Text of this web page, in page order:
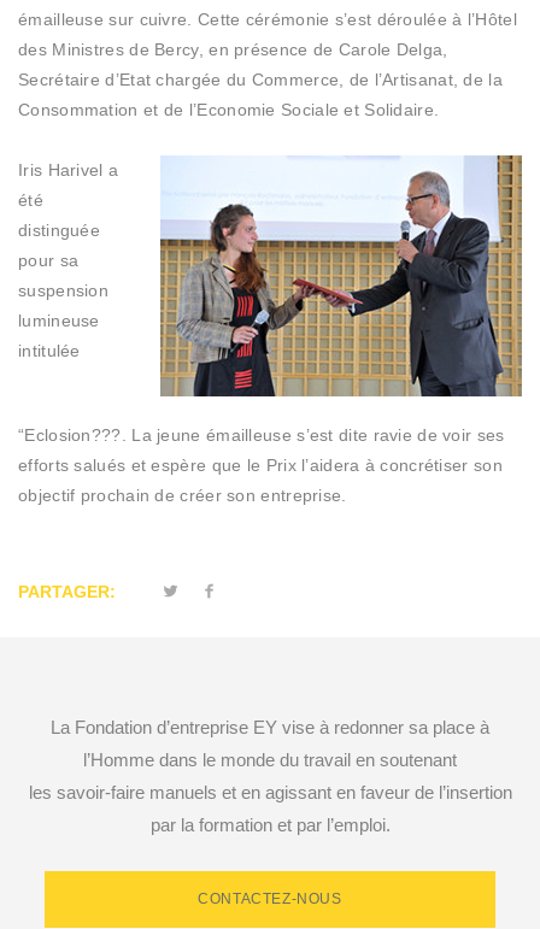
émailleuse sur cuivre. Cette cérémonie s’est déroulée à l’Hôtel
des Ministres de Bercy, en présence de Carole Delga,
Secrétaire d’Etat chargée du Commerce, de l’Artisanat, de la
Consommation et de l’Economie Sociale et Solidaire.
Iris Harivel a
été
distinguée
pour sa
suspension
lumineuse
intitulée
“Eclosion???. La jeune émailleuse s’est dite ravie de voir ses
efforts salués et espère que le Prix l’aidera à concrétiser son
objectif prochain de créer son entreprise.
PARTAGER:
La Fondation d’entreprise EY vise à redonner sa place à
l’Homme dans le monde du travail en soutenant
les savoir-faire manuels et en agissant en faveur de l’insertion
par la formation et par l’emploi.
CONTACTEZ-NOUS